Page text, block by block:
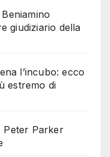
giudiziario della
l’incubo: ecco
estremo di
Peter Parker